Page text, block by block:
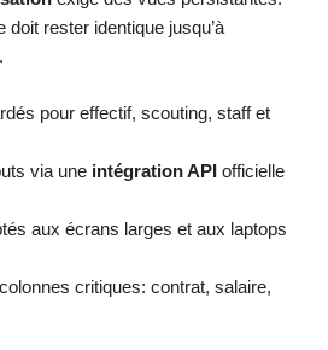
doit rester identique jusqu’à
pour effectif, scouting, staff et
via une intégration API officielle
aux écrans larges et aux laptops
critiques: contrat, salaire,